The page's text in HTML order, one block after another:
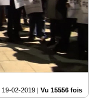
19-02-2019 | Vu 15556 fois